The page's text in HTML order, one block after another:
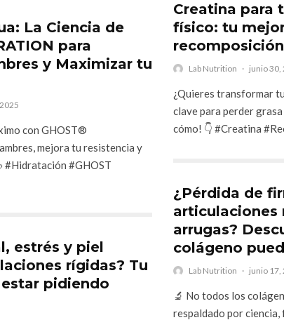
La Ciencia de
para
y Maximizar tu
con GHOST®
mejora tu resistencia y
#Hidratación #GHOST
estrés y piel
rígidas? Tu
pidiendo
Creatina para
físico: tu
Lab Nutrition · junio 30,
¿Quieres transformar
clave para perder
cómo! 👇 #Creatina
¿Pérdida de
articulaciones
arrugas?
colágeno
Lab Nutrition · junio 17,
🔬 No todos los
respaldado por ciencia,